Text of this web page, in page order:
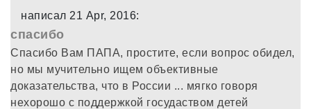
написал 21 Apr, 2016:
спасибо
Спасибо Вам ПАПА, простите, если вопрос обидел,
но мы мучительно ищем объективные
доказательства, что в России ... мягко говоря
нехорошо с поддержкой госудаством детей